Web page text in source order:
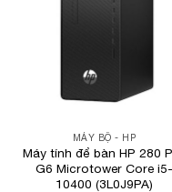
MÁY BỘ - HP
Máy tính để bàn HP 280
G6 Microtower Core i5-
10400 (3L0J9PA)